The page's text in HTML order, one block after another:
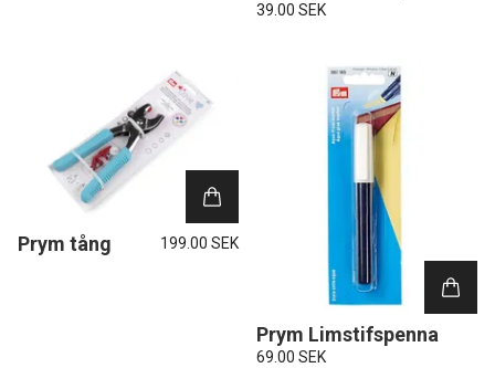
39.00 SEK
Prym tång 199.00 SEK
Prym Limstifspenna
69.00 SEK